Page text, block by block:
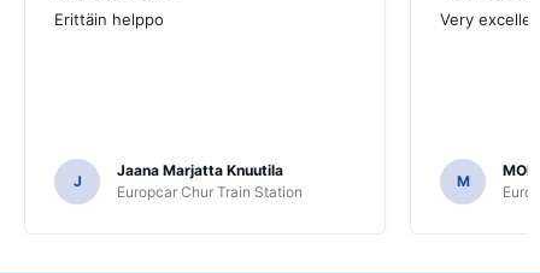
Erittäin helppo
J
Jaana Marjatta Knuutila
Europcar Chur Train Station
Very
M